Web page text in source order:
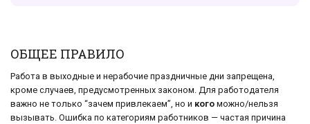
ОБЩЕЕ ПРАВИЛО
Работа в выходные и нерабочие праздничные дни запрещена,
кроме случаев, предусмотренных законом. Для работодателя
важно не только “зачем привлекаем”, но и кого можно/нельзя
вызывать. Ошибка по категориям работников — частая причина